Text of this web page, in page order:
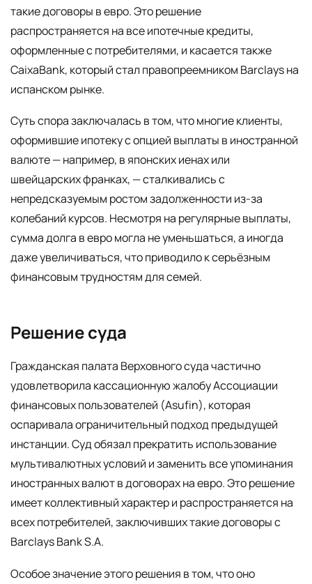
такие договоры в евро. Это решение
распространяется на все ипотечные кредиты,
оформленные с потребителями, и касается также
CaixaBank, который стал правопреемником Barclays на
испанском рынке.
Суть спора заключалась в том, что многие клиенты,
оформившие ипотеку с опцией выплаты в иностранной
валюте — например, в японских иенах или
швейцарских франках, — сталкивались с
непредсказуемым ростом задолженности из-за
колебаний курсов. Несмотря на регулярные выплаты,
сумма долга в евро могла не уменьшаться, а иногда
даже увеличиваться, что приводило к серьёзным
финансовым трудностям для семей.
Решение суда
Гражданская палата Верховного суда частично
удовлетворила кассационную жалобу Ассоциации
финансовых пользователей (Asufin), которая
оспаривала ограничительный подход предыдущей
инстанции. Суд обязал прекратить использование
мультивалютных условий и заменить все упоминания
иностранных валют в договорах на евро. Это решение
имеет коллективный характер и распространяется на
всех потребителей, заключивших такие договоры с
Barclays Bank S.A.
Особое значение этого решения в том, что оно